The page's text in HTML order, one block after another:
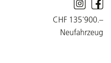
CHF 135'900.–
Neufahrzeug